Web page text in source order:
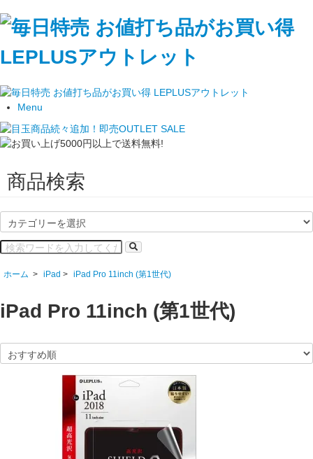
Menu
商品検索
ホーム > iPad > iPad Pro 11inch (第1世代)
iPad Pro 11inch (第1世代)